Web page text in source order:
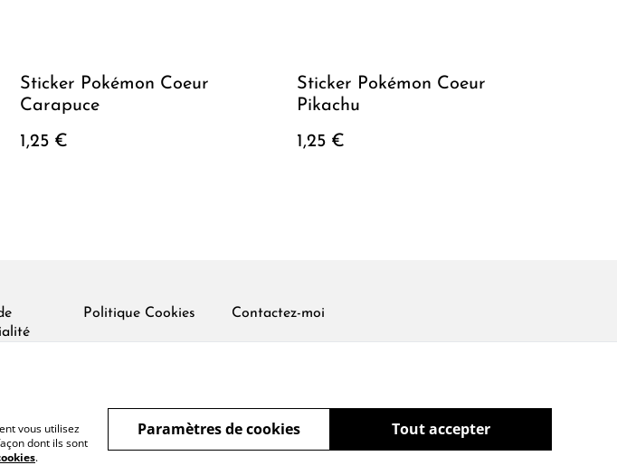
Sticker Pokémon Coeur
Carapuce
1,25 €
Sticker Pokémon Coeur
Pikachu
1,25 €
Politique Cookies Contactez-moi
vous utilisez
dont ils sont
.
Tout accepter
Paramètres de cookies